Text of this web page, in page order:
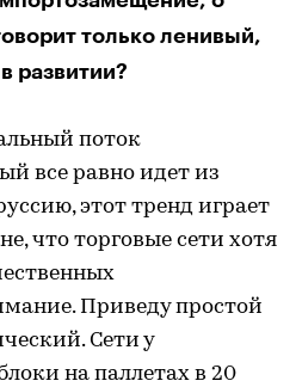
только ленивый,
развитии?
поток
все равно идет из
этот тренд играет
что торговые сети хотя
Приведу простой
Сети у
на паллетах в 20